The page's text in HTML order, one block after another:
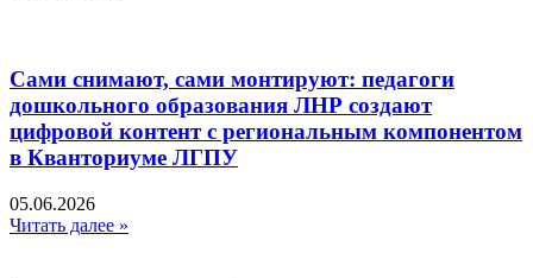
Сами снимают, сами монтируют: педагоги
дошкольного образования ЛНР создают
цифровой контент с региональным компонентом
в Кванториуме ЛГПУ​
05.06.2026
Читать далее »